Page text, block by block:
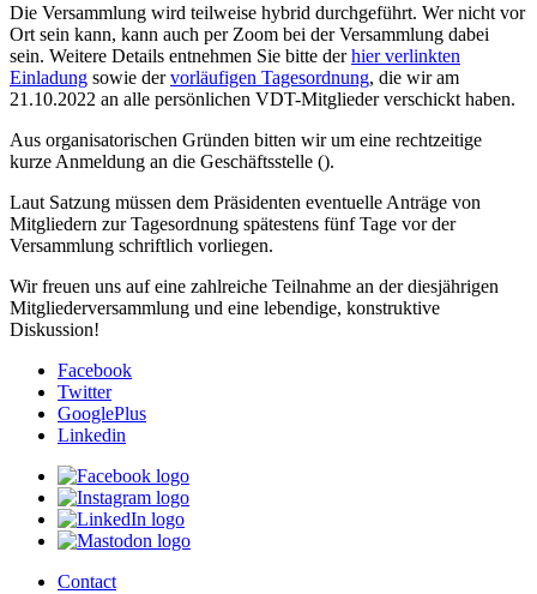
Die Versammlung wird teilweise hybrid durchgeführt. Wer nicht vor
Ort sein kann, kann auch per Zoom bei der Versammlung dabei
sein. Weitere Details entnehmen Sie bitte derhier verlinkten
Einladung sowie dervorläufigen Tagesordnung, die wir am
21.10.2022 an alle persönlichen VDT-Mitglieder verschickt haben.
Aus organisatorischen Gründen bitten wir um eine rechtzeitige
kurze Anmeldung an die Geschäftsstelle ().
Laut Satzung müssen dem Präsidenten eventuelle Anträge von
Mitgliedern zur Tagesordnung spätestens fünf Tage vor der
Versammlung schriftlich vorliegen.
Wir freuen uns auf eine zahlreiche Teilnahme an der diesjährigen
Mitgliederversammlung und eine lebendige, konstruktive
Diskussion!
Facebook
Twitter
GooglePlus
Linkedin
Contact